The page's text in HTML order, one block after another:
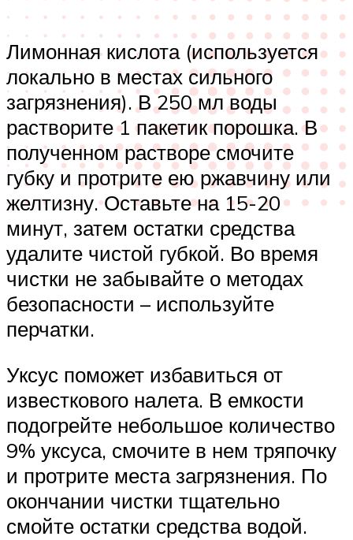
Лимонная кислота (используется
локально в местах сильного
загрязнения). В 250 мл воды
растворите 1 пакетик порошка. В
полученном растворе смочите
губку и протрите ею ржавчину или
желтизну. Оставьте на 15-20
минут, затем остатки средства
удалите чистой губкой. Во время
чистки не забывайте о методах
безопасности – используйте
перчатки.
Уксус поможет избавиться от
известкового налета. В емкости
подогрейте небольшое количество
9% уксуса, смочите в нем тряпочку
и протрите места загрязнения. По
окончании чистки тщательно
смойте остатки средства водой.